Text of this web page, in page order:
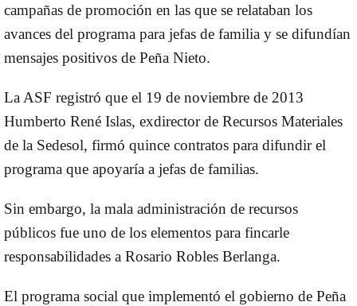
campañas de promoción en las que se relataban los
avances del programa para jefas de familia y se difundían
mensajes positivos de Peña Nieto.
La ASF registró que el 19 de noviembre de 2013
Humberto René Islas, exdirector de Recursos Materiales
de la Sedesol, firmó quince contratos para difundir el
programa que apoyaría a jefas de familias.
Sin embargo, la mala administración de recursos
públicos fue uno de los elementos para fincarle
responsabilidades a Rosario Robles Berlanga.
El programa social que implementó el gobierno de Peña